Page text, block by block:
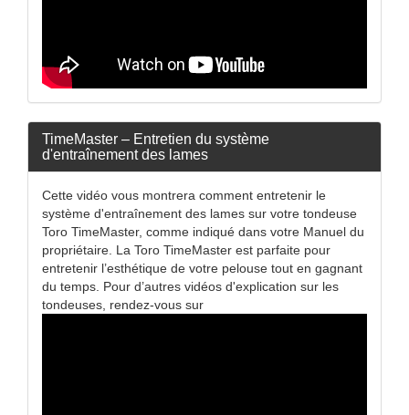
TimeMaster – Entretien du système
d'entraînement des lames
Cette vidéo vous montrera comment entretenir le
système d'entraînement des lames sur votre tondeuse
Toro TimeMaster, comme indiqué dans votre Manuel du
propriétaire. La Toro TimeMaster est parfaite pour
entretenir l’esthétique de votre pelouse tout en gagnant
du temps. Pour d’autres vidéos d'explication sur les
tondeuses, rendez-vous sur